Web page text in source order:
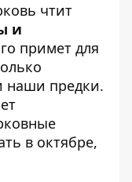
чтит
и
примет для
наши предки.
в октябре,